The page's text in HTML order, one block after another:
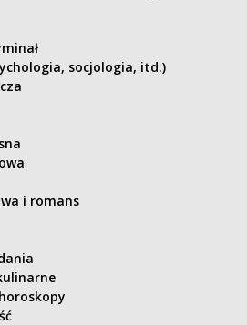
socjologia, itd.)
i romans